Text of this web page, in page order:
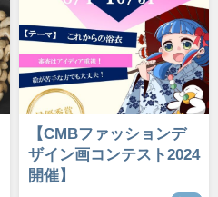
【CMBファッションデ
ザイン画コンテスト2024
開催】